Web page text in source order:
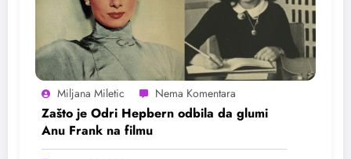
Miljana Miletic
Zašto je Odri Hepbern odbila da glumi
Anu Frank na filmu